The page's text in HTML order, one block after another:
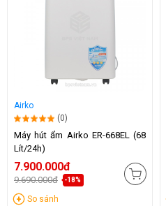
Airko
(0)
Máy hút ẩm Airko ER-668EL (68
Lít/24h)
7.900.000đ
9.690.000đ -18%
So sánh